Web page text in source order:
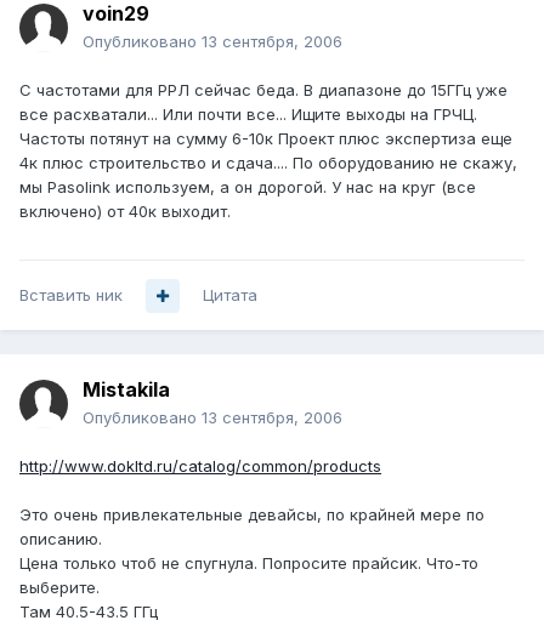
voin29
Опубликовано 13 сентября, 2006
С частотами для РРЛ сейчас беда. В диапазоне до 15ГГц уже
все расхватали... Или почти все... Ищите выходы на ГРЧЦ.
Частоты потянут на сумму 6-10к Проект плюс экспертиза еще
4к плюс строительство и сдача.... По оборудованию не скажу,
мы Pasolink используем, а он дорогой. У нас на круг (все
включено) от 40к выходит.
Вставить ник Цитата
Mistakila
Опубликовано 13 сентября, 2006
http://www.dokltd.ru/catalog/common/products
Это очень привлекательные девайсы, по крайней мере по
описанию.
Цена только чтоб не спугнула. Попросите прайсик. Что-то
выберите.
Там 40.5-43.5 ГГц